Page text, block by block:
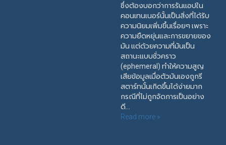
ซึ่งต้องบอกว่าการรันแอปใน
คอนเทนเนอร์นั้นเป็นสิ่งที่ได้รับ
ความนิยมเพิ่มขึ้นเรื่อยๆ เพราะ
ความยืดหยุ่นและการขยายของ
มัน แต่ด้วยความที่มันเป็น
สถานะแบบชั่วคราว
(ephemeral) ทำให้ความสูญ
เสียข้อมูลเมื่อตัวมันเองถูกรี
สตาร์ทนั้นเกิดขึ้นได้ง่ายมาก
กรณีที่ไม่ถูกจัดการเป็นอย่าง
ดี...
Read more »